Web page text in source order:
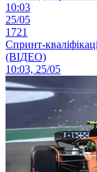
10:03
25/05
1721
Спринт-
(ВІДЕО)
10:03, 25/05